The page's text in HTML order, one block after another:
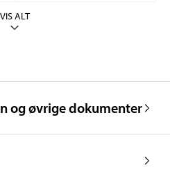
VIS ALT
og øvrige dokumenter